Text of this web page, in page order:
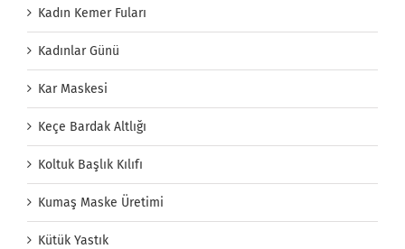
Kadın Kemer Fuları
Kadınlar Günü
Kar Maskesi
Keçe Bardak Altlığı
Koltuk Başlık Kılıfı
Kumaş Maske Üretimi
Kütük Yastık